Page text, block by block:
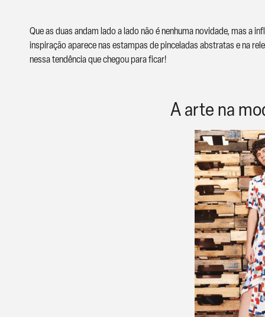
Que as duas andam lado a lado não é nenhuma novidade, mas a
inspiração aparece nas estampas de pinceladas abstratas e na
nessa tendência que chegou para ficar!
A arte na